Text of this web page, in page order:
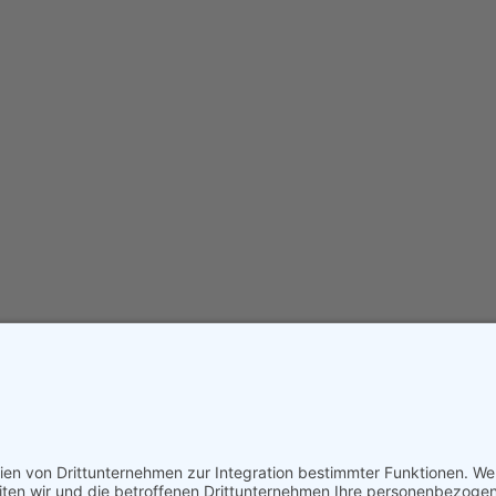
der CDU im Samtgemeinderat Mitglied im